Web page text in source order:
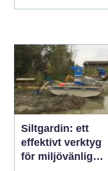
Siltgardin: ett
effektivt verktyg
för miljövänlig